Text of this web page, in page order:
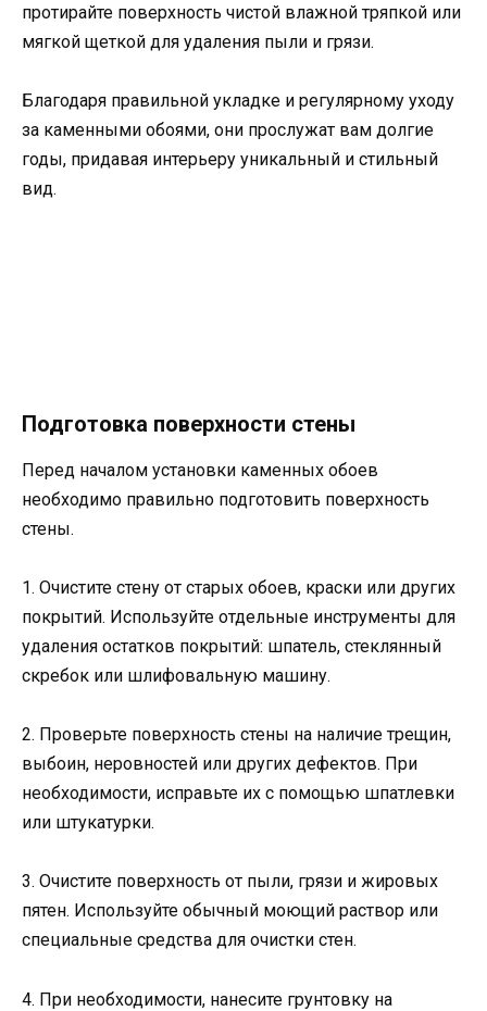
протирайте поверхность чистой влажной тряпкой или
мягкой щеткой для удаления пыли и грязи.
Благодаря правильной укладке и регулярному уходу
за каменными обоями, они прослужат вам долгие
годы, придавая интерьеру уникальный и стильный
вид.
Подготовка поверхности стены
Перед началом установки каменных обоев
необходимо правильно подготовить поверхность
стены.
1. Очистите стену от старых обоев, краски или других
покрытий. Используйте отдельные инструменты для
удаления остатков покрытий: шпатель, стеклянный
скребок или шлифовальную машину.
2. Проверьте поверхность стены на наличие трещин,
выбоин, неровностей или других дефектов. При
необходимости, исправьте их с помощью шпатлевки
или штукатурки.
3. Очистите поверхность от пыли, грязи и жировых
пятен. Используйте обычный моющий раствор или
специальные средства для очистки стен.
4. При необходимости, нанесите грунтовку на